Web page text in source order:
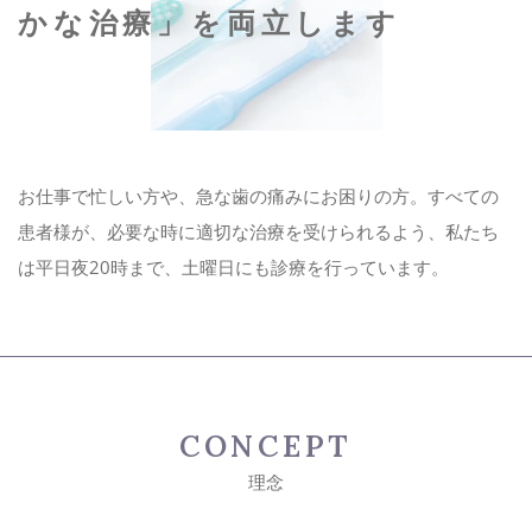
キャンペーン
047-384-4182
CONTACT
かな治療」を両立します
お仕事で忙しい方や、急な歯の痛みにお困りの方。すべての
患者様が、必要な時に適切な治療を受けられるよう、私たち
は平日夜20時まで、土曜日にも診療を行っています。
CONCEPT
理念